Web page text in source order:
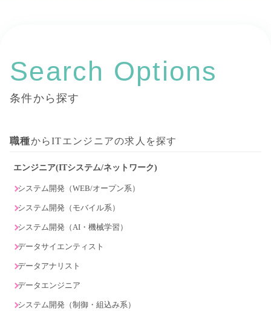
Search Options
条件から探す
職種からITエンジニアの求人を探す
エンジニア(ITシステム/ネットワーク)
システム開発（WEB/オープン系）
システム開発（モバイル系）
システム開発（AI・機械学習）
データサイエンティスト
データアナリスト
データエンジニア
システム開発（制御・組込み系）